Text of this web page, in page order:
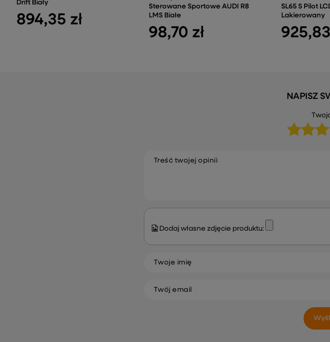
Drift Biały
894,35 zł
Sterowane Sportowe AUDI R8
LMS Białe
98,70 zł
SL65 S Pilot
Lakierowany
925,83
NAPISZ
Treść twojej opinii
Dodaj własne zdjęcie produktu:
Twoje imię
Twój email